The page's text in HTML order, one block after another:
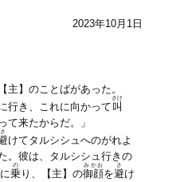
2023年10月1日
主】のことばがあった。
行き、これに向かって 叫
さけ
て来たからだ。」
さ
けてタルシシュへのがれよ
。彼は、タルシシュ行きの
乗
の
り、【主】の御顔
みかお
を避
さ
け